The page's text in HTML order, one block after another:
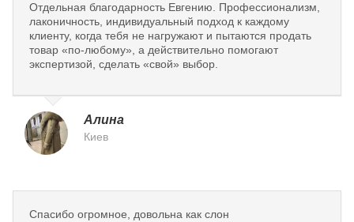
Отдельная благодарность Евгению. Профессионализм,
лаконичность, индивидуальный подход к каждому
клиенту, когда тебя не нагружают и пытаются продать
товар «по-любому», а действительно помогают
экспертизой, сделать «свой» выбор.
Алина
Киев
Спасибо огромное, довольна как слон